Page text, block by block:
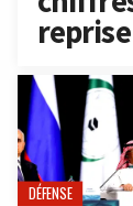
reprise
DÉFENSE